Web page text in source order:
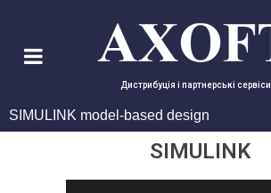
Дистрибуція і партнерські сервіси
SIMULINK model-based design
SIMULINK